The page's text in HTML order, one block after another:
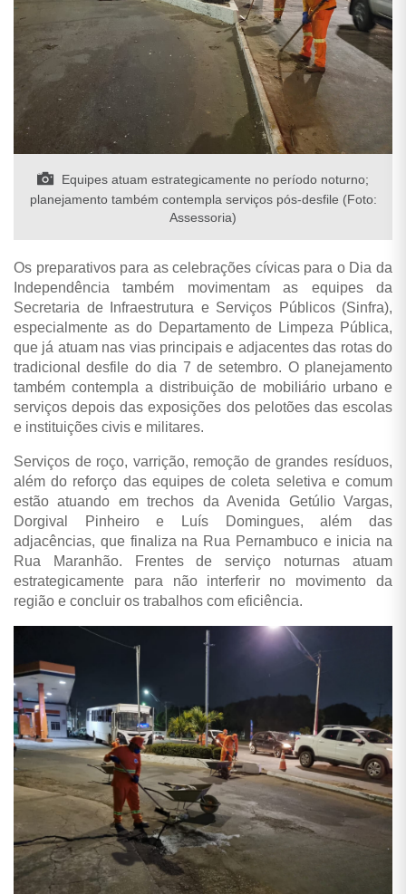
Equipes atuam estrategicamente no período noturno;
planejamento também contempla serviços pós-desfile (Foto:
Assessoria)
Os preparativos para as celebrações cívicas para o Dia da
Independência também movimentam as equipes da
Secretaria de Infraestrutura e Serviços Públicos (Sinfra),
especialmente as do Departamento de Limpeza Pública,
que já atuam nas vias principais e adjacentes das rotas do
tradicional desfile do dia 7 de setembro. O planejamento
também contempla a distribuição de mobiliário urbano e
serviços depois das exposições dos pelotões das escolas
e instituições civis e militares.
Serviços de roço, varrição, remoção de grandes resíduos,
além do reforço das equipes de coleta seletiva e comum
estão atuando em trechos da Avenida Getúlio Vargas,
Dorgival Pinheiro e Luís Domingues, além das
adjacências, que finaliza na Rua Pernambuco e inicia na
Rua Maranhão. Frentes de serviço noturnas atuam
estrategicamente para não interferir no movimento da
região e concluir os trabalhos com eficiência.